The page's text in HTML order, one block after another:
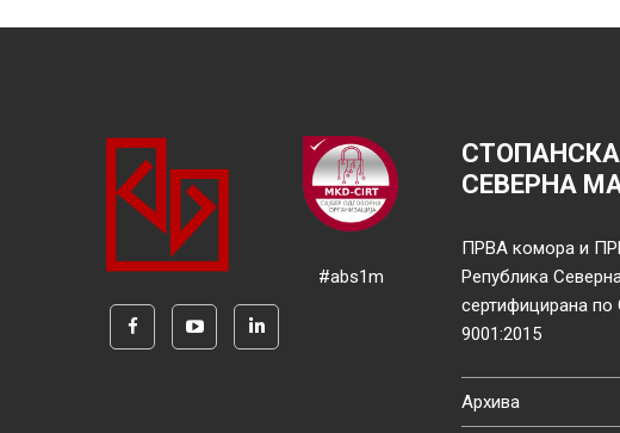
#abs1m
СЕВЕРНА
ПРВА комора и
Република
сертифицирана
9001:2015
Архива